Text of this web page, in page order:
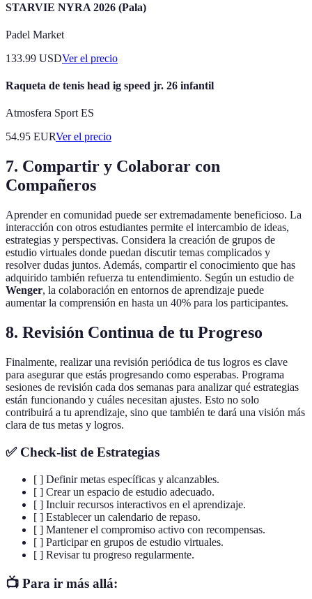
STARVIE NYRA 2026 (Pala)
Padel Market
133.99 USDVer el precio
Raqueta de tenis head ig speed jr. 26 infantil
Atmosfera Sport ES
54.95 EURVer el precio
7. Compartir y Colaborar con
Compañeros
Aprender en comunidad puede ser extremadamente beneficioso. La
interacción con otros estudiantes permite el intercambio de ideas,
estrategias y perspectivas. Considera la creación de grupos de
estudio virtuales donde puedan discutir temas complicados y
resolver dudas juntos. Además, compartir el conocimiento que has
adquirido también refuerza tu entendimiento. Según un estudio de
Wenger, la colaboración en entornos de aprendizaje puede
aumentar la comprensión en hasta un 40% para los participantes.
8. Revisión Continua de tu Progreso
Finalmente, realizar una revisión periódica de tus logros es clave
para asegurar que estás progresando como esperabas. Programa
sesiones de revisión cada dos semanas para analizar qué estrategias
están funcionando y cuáles necesitan ajustes. Esto no solo
contribuirá a tu aprendizaje, sino que también te dará una visión más
clara de tus metas y logros.
✅ Check-list de Estrategias
[ ] Definir metas específicas y alcanzables.
[ ] Crear un espacio de estudio adecuado.
[ ] Incluir recursos interactivos en el aprendizaje.
[ ] Establecer un calendario de repaso.
[ ] Mantener el compromiso activo con recompensas.
[ ] Participar en grupos de estudio virtuales.
[ ] Revisar tu progreso regularmente.
📺 Para ir más allá: